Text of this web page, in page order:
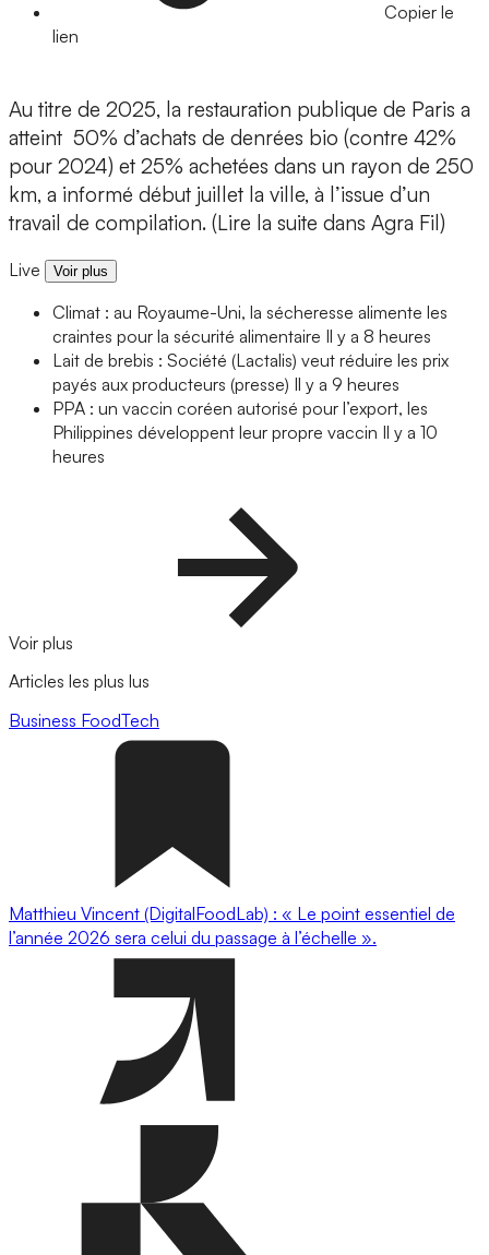
Copier le
lien
Au titre de 2025, la restauration publique de Paris a
atteint 50% d’achats de denrées bio (contre 42%
pour 2024) et 25% achetées dans un rayon de 250
km, a informé début juillet la ville, à l’issue d’un
travail de compilation. (Lire la suite dans Agra Fil)
Live Voir plus
Climat : au Royaume-Uni, la sécheresse alimente les
craintes pour la sécurité alimentaire Il y a 8 heures
Lait de brebis : Société (Lactalis) veut réduire les prix
payés aux producteurs (presse) Il y a 9 heures
PPA : un vaccin coréen autorisé pour l’export, les
Philippines développent leur propre vaccin Il y a 10
heures
Voir plus
Articles les plus lus
Business FoodTech
Matthieu Vincent (DigitalFoodLab) : « Le point essentiel de
l’année 2026 sera celui du passage à l’échelle ».